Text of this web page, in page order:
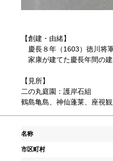
【創建・由緒】
慶長８年（1603）徳川将
家康が建てた慶長年間の建
【見所】
二の丸庭園：護岸石組
鶴島亀島、神仙蓬莱、座視
名称
市区町村